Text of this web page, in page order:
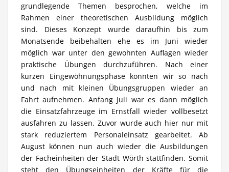
grundlegende Themen besprochen, welche im
Rahmen einer theoretischen Ausbildung möglich
sind. Dieses Konzept wurde daraufhin bis zum
Monatsende beibehalten ehe es im Juni wieder
möglich war unter den gewohnten Auflagen wieder
praktische Übungen durchzuführen. Nach einer
kurzen Eingewöhnungsphase konnten wir so nach
und nach mit kleinen Übungsgruppen wieder an
Fahrt aufnehmen. Anfang Juli war es dann möglich
die Einsatzfahrzeuge im Ernstfall wieder vollbesetzt
ausfahren zu lassen. Zuvor wurde auch hier nur mit
stark reduziertem Personaleinsatz gearbeitet. Ab
August können nun auch wieder die Ausbildungen
der Facheinheiten der Stadt Wörth stattfinden. Somit
steht den Übungseinheiten der Kräfte für die